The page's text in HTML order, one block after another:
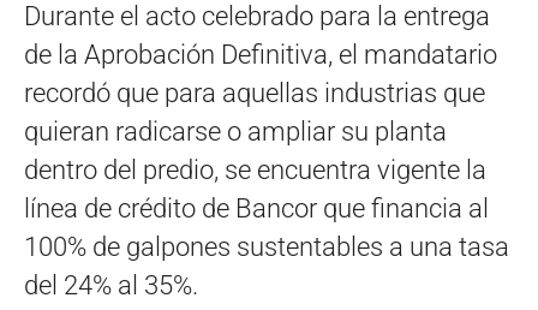
Durante el acto celebrado para la entrega
de la Aprobación Definitiva, el mandatario
recordó que para aquellas industrias que
quieran radicarse o ampliar su planta
dentro del predio, se encuentra vigente la
línea de crédito de Bancor que financia al
100% de galpones sustentables a una tasa
del 24% al 35%.